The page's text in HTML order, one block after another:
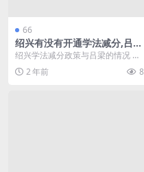
66
绍兴有没有开通学法减分,吕梁
学法减分是怎么回事(绍兴学法
免扣分)
绍兴学法减分政策与吕梁的情况 近
年来，交通法规的严格执行让许多
驾驶者感到压力，因...
2 年前 8